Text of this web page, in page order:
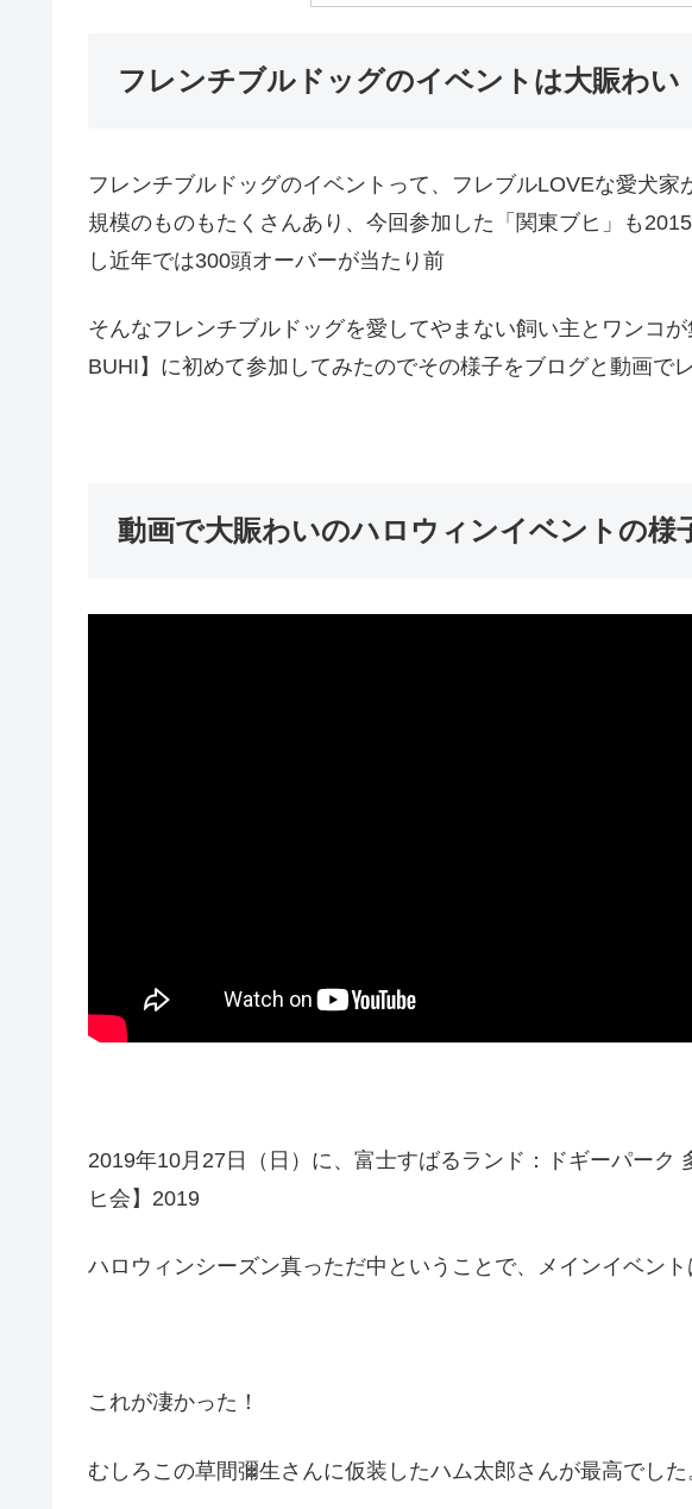
フレンチブルドッグのイベントは大賑わい
フレンチブルドッグのイベントって、フレブルLOVEな愛犬
規模のものもたくさんあり、今回参加した「関東ブヒ」も
し近年では300頭オーバーが当たり前
そんなフレンチブルドッグを愛してやまない飼い主とワンコ
BUHI】に初めて参加してみたのでその様子をブログと動画で
動画で大賑わいのハロウィンイベントの様
2019年10月27日（日）に、富士すばるランド：ドギーパーク
ヒ会】2019
ハロウィンシーズン真っただ中ということで、メインイベント
これが凄かった！
むしろこの草間彌生さんに仮装したハム太郎さんが最高でした